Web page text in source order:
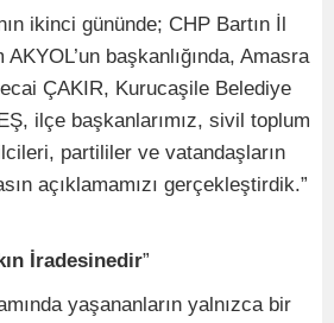
ikinci gününde; CHP Bartın İl
başkanlığında, Amasra
ÇAKIR, Kurucaşile Belediye
ilçe başkanlarımız, sivil toplum
partililer ve vatandaşların
açıklamamızı gerçekleştirdik.”
İradesinedir”
yaşananların yalnızca bir